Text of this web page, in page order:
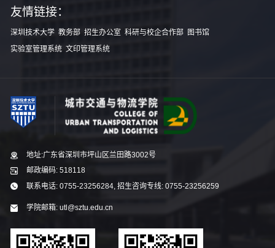
友情链接：
深圳技术大学 教务部 招生办公室 科研与校企合作部 图书馆
实验室管理系统 文印管理系统
地址:广东省深圳市坪山区兰田路3002号
邮政编码: 518118
联系电话: 0755-23256284, 招生咨询专线: 0755-23256259
学院邮箱: utl@sztu.edu.cn